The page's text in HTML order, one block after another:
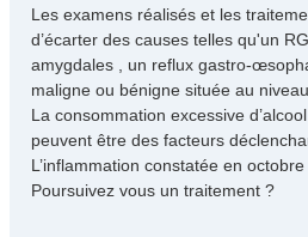
Les examens réalisés et les
d’écarter des causes telles qu'un
amygdales , un reflux gastro-
maligne ou bénigne située au
La consommation excessive
peuvent être des facteurs
L’inflammation constatée en
Poursuivez vous un traitement ?